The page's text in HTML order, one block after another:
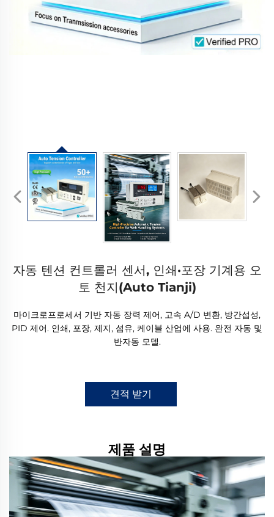
자동 텐션 컨트롤러 센서, 인쇄·포장 기계용 오
토 천지(Auto Tianji)
마이크로프로세서 기반 자동 장력 제어, 고속 A/D 변환, 방간섭성,
PID 제어. 인쇄, 포장, 제지, 섬유, 케이블 산업에 사용. 완전 자동 및
반자동 모델.
견적 받기
제품 설명